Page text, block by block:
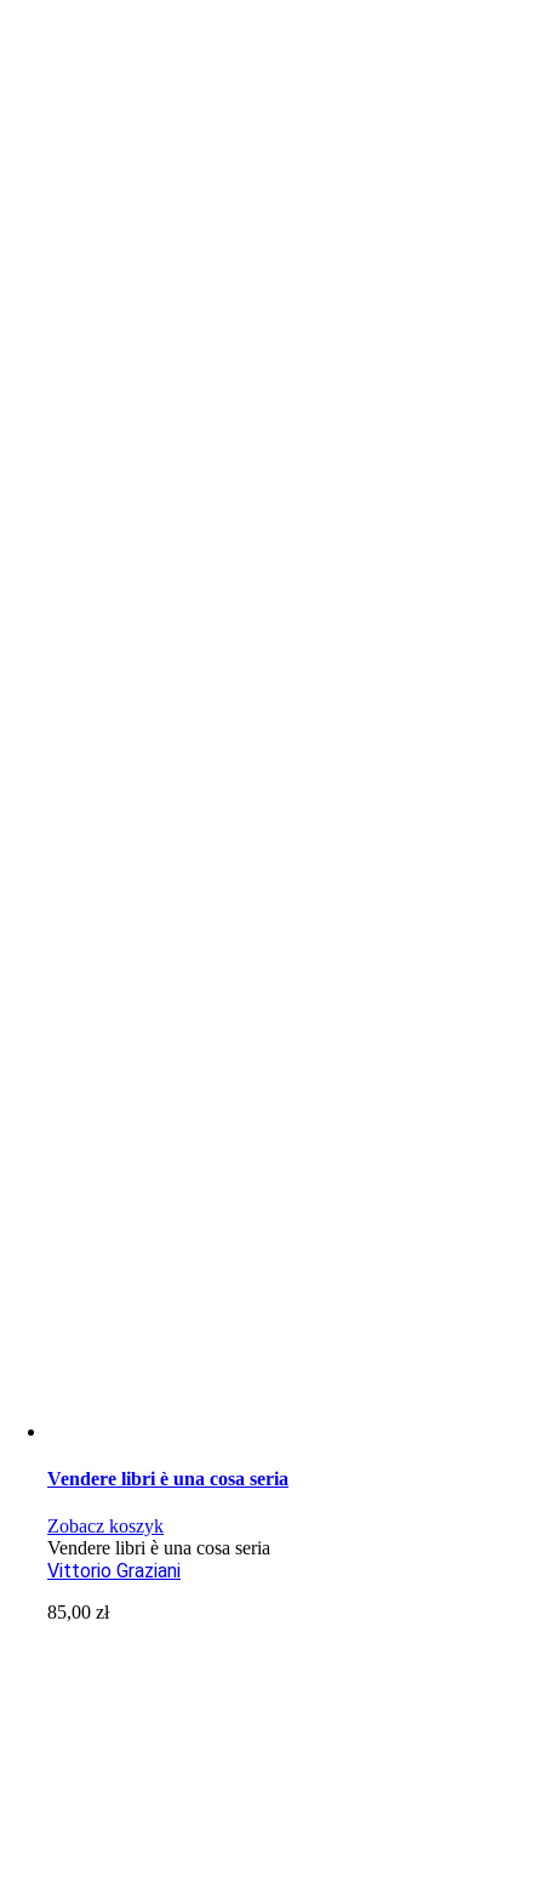
Vendere libri è una cosa seria
Zobacz koszyk
Vendere libri è una cosa seria
Vittorio Graziani
85,00zł